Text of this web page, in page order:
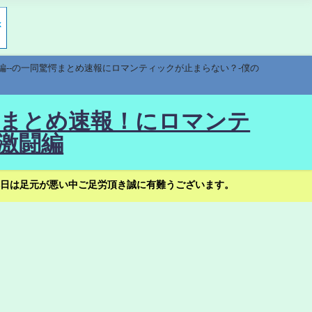
の一同驚愕まとめ速報にロマンティックが止まらない？-僕の
とめ速報！にロマンテ
闘編
足元が悪い中ご足労頂き誠に有難うございます。